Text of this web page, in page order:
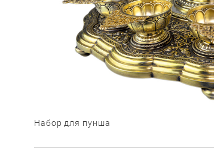
Набор для пунша